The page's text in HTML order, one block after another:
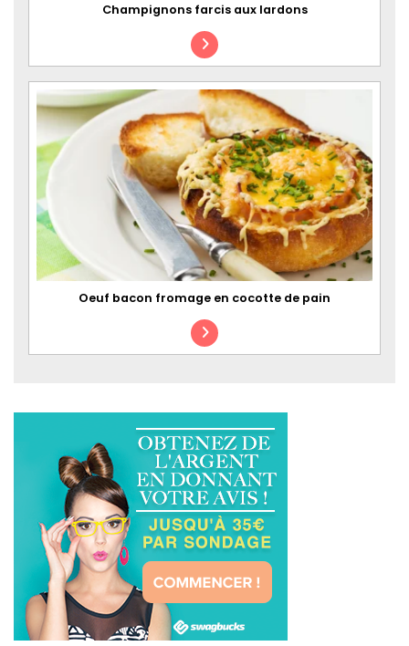
Champignons farcis aux lardons
Oeuf bacon fromage en cocotte de pain